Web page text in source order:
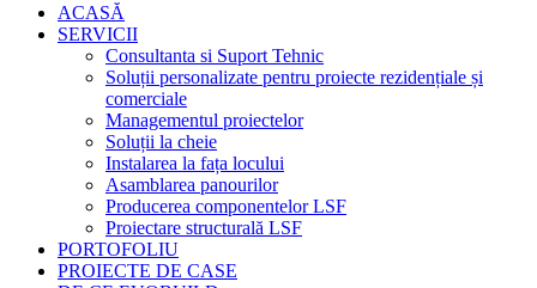
ACASĂ
SERVICII
Consultanta si Suport Tehnic
Soluții personalizate pentru proiecte rezidențiale și
comerciale
Managementul proiectelor
Soluții la cheie
Instalarea la fața locului
Asamblarea panourilor
Producerea componentelor LSF
Proiectare structurală LSF
PORTOFOLIU
PROIECTE DE CASE